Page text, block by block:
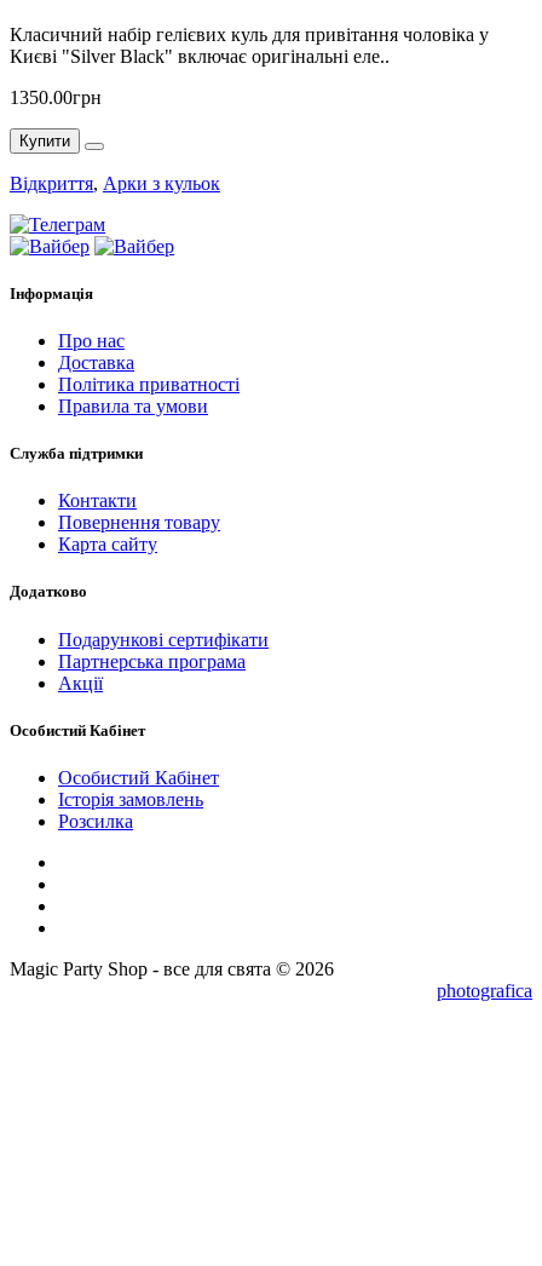
Класичний набір гелієвих куль для привітання чоловіка у
Києві "Silver Black" включає оригінальні еле..
1350.00грн
Купити
Відкриття, Арки з кульок
Інформація
Про нас
Доставка
Політика приватності
Правила та умови
Служба підтримки
Контакти
Повернення товару
Карта сайту
Додатково
Подарункові сертифікати
Партнерська програма
Акції
Особистий Кабінет
Особистий Кабінет
Історія замовлень
Розсилка
Magic Party Shop - все для свята © 2026
photografica